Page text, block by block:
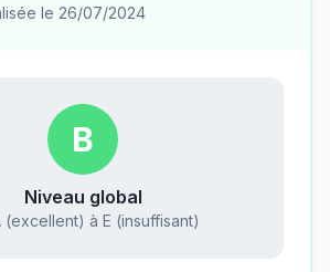
le 26/07/2024
B
Niveau global
(excellent) à E (insuffisant)